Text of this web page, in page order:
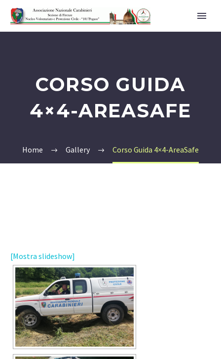
CORSO GUIDA
4×4-AREASAFE
Home Gallery Corso Guida 4×4-AreaSafe
[Mostra slideshow]